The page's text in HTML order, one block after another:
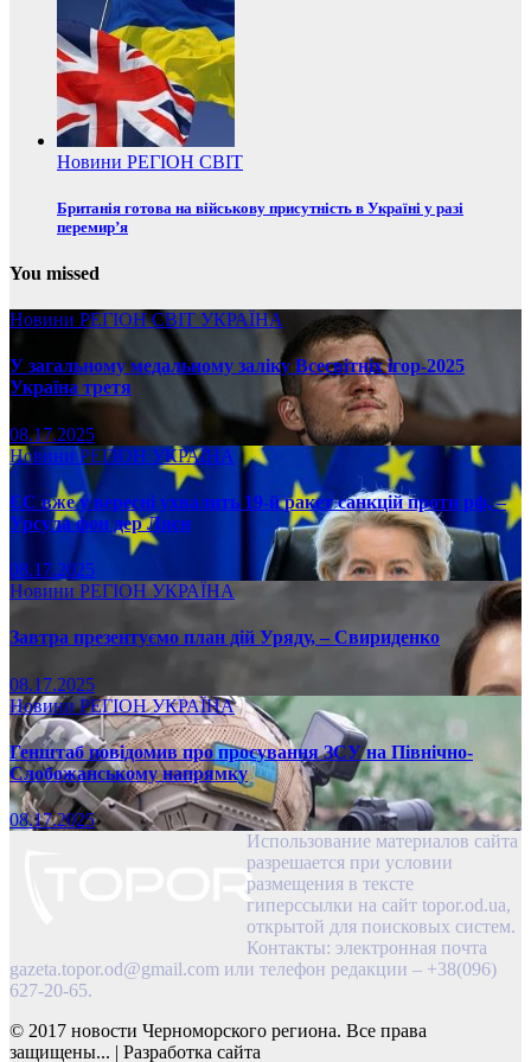
Новини РЕГІОН СВІТ
Британія готова на військову присутність в Україні у разі
перемир’я
You missed
Новини РЕГІОНСВІТ УКРАЇНА
У загальному медальному заліку Всесвітніх ігор-2025
Україна третя
08.17.2025
НовиниРЕГІОН УКРАЇНА
ЄС вже у вересні ухвалить 19-й ракет санкцій проти рф, –
Урсула фон дер Ляєн
08.17.2025
Новини РЕГІОН УКРАЇНА
Завтра презентуємо план дій Уряду, – Свириденко
08.17.2025
НовиниРЕГІОНУКРАЇНА
Генштаб повідомив про просування ЗСУ на Північно-
Слобожанському напрямку
08.17.2025
Использование материалов сайта
разрешается при условии
размещения в тексте
гиперссылки на сайт topor.od.ua,
открытой для поисковых систем.
Контакты: электронная почта
gazeta.topor.od@gmail.com или телефон редакции – +38(096)
627-20-65.
© 2017 новости Черноморского региона. Все права
защищены... | Разработка сайта